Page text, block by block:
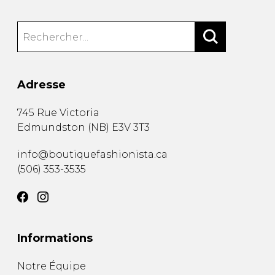
Adresse
745 Rue Victoria
Edmundston (NB) E3V 3T3
info@boutiquefashionista.ca
(506) 353-3535
Informations
Notre Équipe